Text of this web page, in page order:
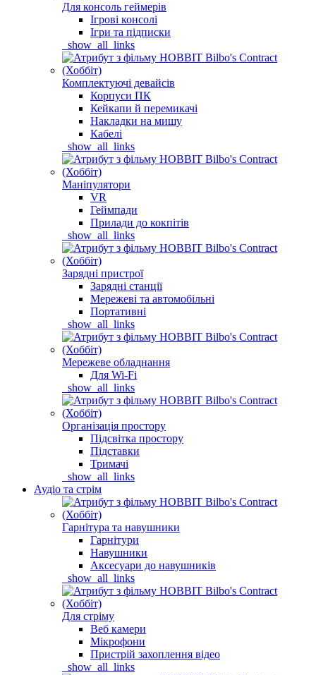
Для консоль геймерів
Ігрові консолі
Ігри та підписки
_show_all_links
Комплектуючі девайсів
Корпуси ПК
Кейкапи й перемикачі
Накладки на мишу
Кабелі
_show_all_links
Маніпулятори
VR
Геймпади
Прилади до кокпітів
_show_all_links
Зарядні пристрої
Зарядні станції
Мережеві та автомобільні
Портативні
_show_all_links
Мережеве обладнання
Для Wi-Fi
_show_all_links
Організація простору
Підсвітка простору
Підставки
Тримачі
_show_all_links
Аудіо та стрім
Гарнітура та навушники
Гарнітури
Навушники
Аксесуари до навушників
_show_all_links
Для стріму
Веб камери
Мікрофони
Пристрій захоплення відео
_show_all_links